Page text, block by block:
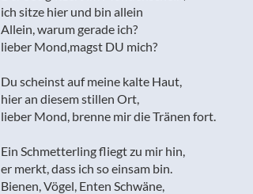
ich sitze hier und bin allein
Allein, warum gerade ich?
lieber Mond,magst DU mich?
Du scheinst auf meine kalte Haut,
hier an diesem stillen Ort,
lieber Mond, brenne mir die Tränen fort.
Ein Schmetterling fliegt zu mir hin,
er merkt, dass ich so einsam bin.
Bienen, Vögel, Enten Schwäne,